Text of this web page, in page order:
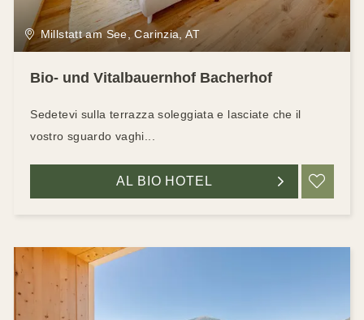
Millstatt am See, Carinzia, AT
Bio- und Vitalbauernhof Bacherhof
Sedetevi sulla terrazza soleggiata e lasciate che il
vostro sguardo vaghi...
AL BIO HOTEL